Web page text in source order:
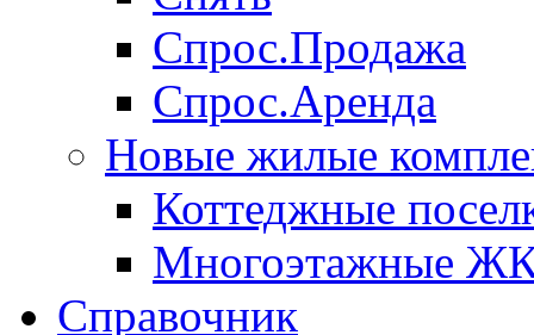
Спрос.Продажа
Спрос.Аренда
Новые жилые
Коттеджные
Многоэтажные
Справочник